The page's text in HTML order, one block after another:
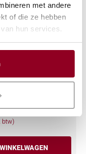
met andere
of die ze hebben
hun services.
btw)